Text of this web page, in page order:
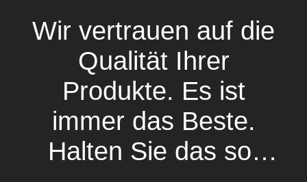
Wir vertrauen auf die
Qualität Ihrer
Produkte. Es ist
immer das Beste.
Halten Sie das so,